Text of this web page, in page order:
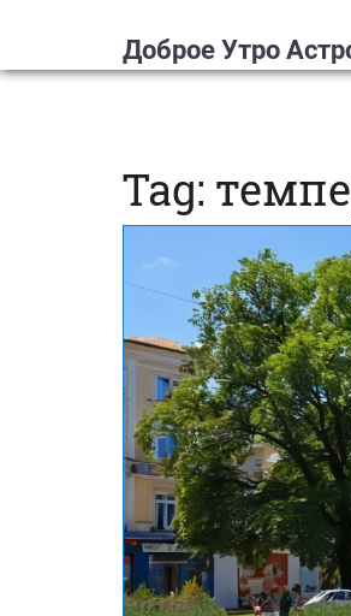
Доброе Утро
Tag: